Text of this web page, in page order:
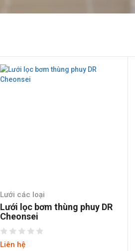
Lưới các loại
Lưới lọc bơm thùng phuy DR
Cheonsei
Liên hệ